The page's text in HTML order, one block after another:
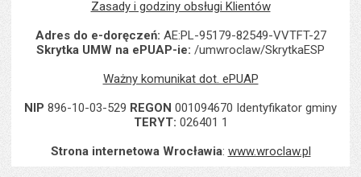
Zasady i godziny obsługi Klientów
Adres do e-doręczeń: AE:PL-95179-82549-VVTFT-27
Skrytka UMW na ePUAP-ie: /umwroclaw/SkrytkaESP
Ważny komunikat dot. ePUAP
NIP 896-10-03-529 REGON 001094670 Identyfikator gminy
TERYT: 026401 1
Strona internetowa Wrocławia: www.wroclaw.pl